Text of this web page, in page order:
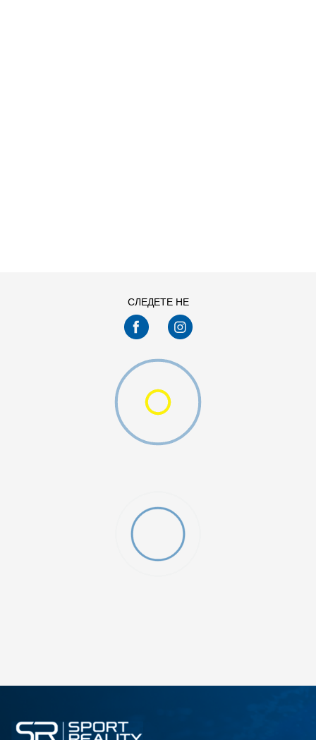
СЛЕДЕТЕ НЕ